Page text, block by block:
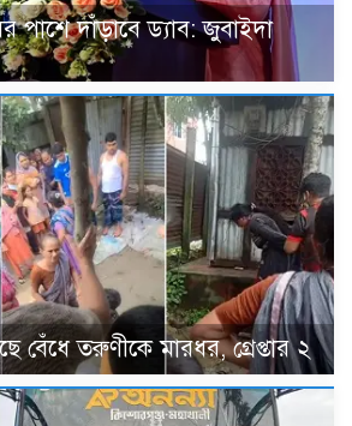
পাশে দাঁড়াবে ড্যাব: জুবাইদা
বেঁধে তরুণীকে মারধর, গ্রেপ্তার ২